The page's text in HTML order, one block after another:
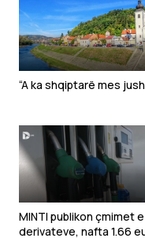
“A ka shqiptarë mes
MINTI publikon çmimet e
derivateve, nafta 1.66